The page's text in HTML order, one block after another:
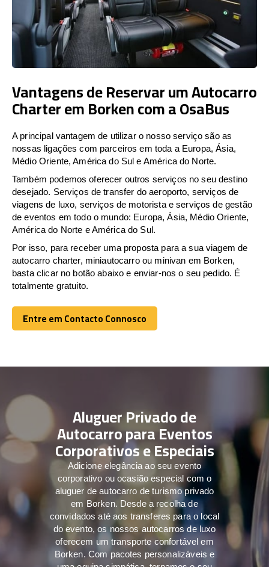
Vantagens de Reservar um Autocarro
Charter em Borken com a OsaBus
A principal vantagem de utilizar o nosso serviço são as
nossas ligações com parceiros em toda a Europa, Ásia,
Médio Oriente, América do Sul e América do Norte.
Também podemos oferecer outros serviços no seu destino
desejado. Serviços de transfer do aeroporto, serviços de
viagens de luxo, serviços de motorista e serviços de gestão
de eventos em todo o mundo: Europa, Ásia, Médio Oriente,
América do Norte e América do Sul.
Por isso, para receber uma proposta para a sua viagem de
autocarro charter, miniautocarro ou minivan em Borken,
basta clicar no botão abaixo e enviar-nos o seu pedido. É
totalmente gratuito.
Entre em Contacto Connosco
Entre em Contacto Connosco
Aluguer Privado de
Autocarro para Eventos
Corporativos e Especiais
Adicione elegância ao seu evento
corporativo ou ocasião especial com o
aluguer de autocarro de turismo privado
em Borken. Desde a recolha de
convidados até aos transferes para o local
do evento, os nossos autocarros de luxo
oferecem um transporte confortável em
Borken. Com pacotes personalizáveis e